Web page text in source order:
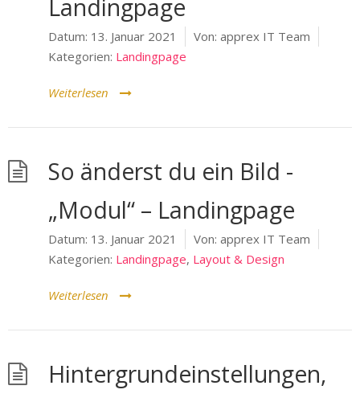
Landingpage
Datum: 13. Januar 2021 Von: apprex IT Team
Kategorien: Landingpage
Weiterlesen
So änderst du ein Bild -
„Modul“ – Landingpage
Datum: 13. Januar 2021 Von: apprex IT Team
Kategorien: Landingpage, Layout & Design
Weiterlesen
Hintergrundeinstellungen,